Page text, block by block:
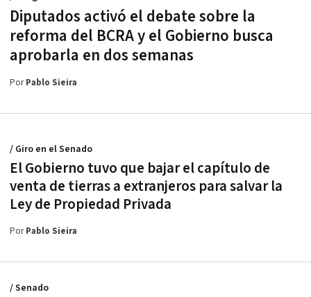
Diputados activó el debate sobre la
reforma del BCRA y el Gobierno busca
aprobarla en dos semanas
PorPablo Sieira
El Gobierno tuvo que bajar el capítulo de
venta de tierras a extranjeros para salvar la
Ley de Propiedad Privada
/ Giro en el Senado
PorPablo Sieira
/ Senado